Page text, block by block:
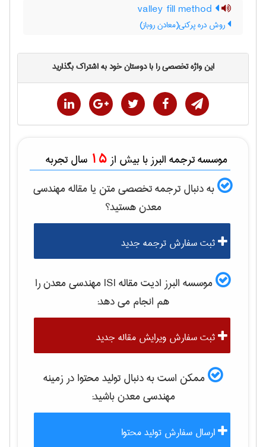
روش دره پرکنی(معادن روباز)
این واژه تخصصی را با دوستان خود به اشتراک بگذارید
موسسه ترجمه البرز با بیش از 15 سال تجربه
به دنبال ترجمه تخصصی متن یا مقالهمهندسی
معدنهستید؟
ثبت سفارش ترجمه جدید
موسسه البرز ادیت مقاله ISI مهندسی معدنرا
هم انجام می دهد:
ثبت سفارش ویرایش مقاله جدید
ممکن است به دنبال تولید محتوا در زمینه
مهندسی معدنباشید:
ارسال سفارش تولید محتوا